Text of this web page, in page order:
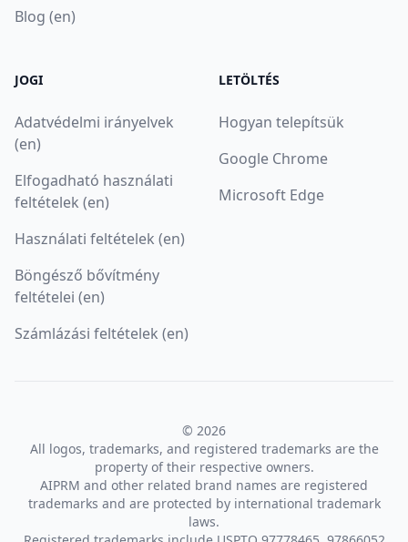
Blog (en)
JOGI
Adatvédelmi irányelvek
(en)
Elfogadható használati
feltételek (en)
Használati feltételek (en)
Böngésző bővítmény
feltételei (en)
Számlázási feltételek (en)
LETÖLTÉS
Hogyan telepítsük
Google Chrome
Microsoft Edge
© 2026
All logos, trademarks, and registered trademarks are the
property of their respective owners.
AIPRM and other related brand names are registered
trademarks and are protected by international trademark
laws.